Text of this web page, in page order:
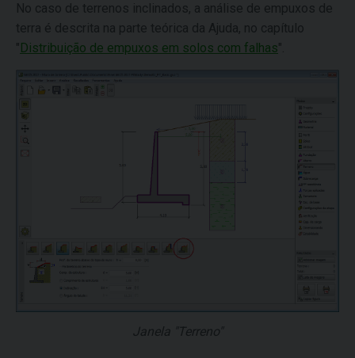
No caso de terrenos inclinados, a análise de empuxos de
terra é descrita na parte teórica da Ajuda, no capítulo
"Distribuição de empuxos em solos com falhas".
Janela "Terreno"